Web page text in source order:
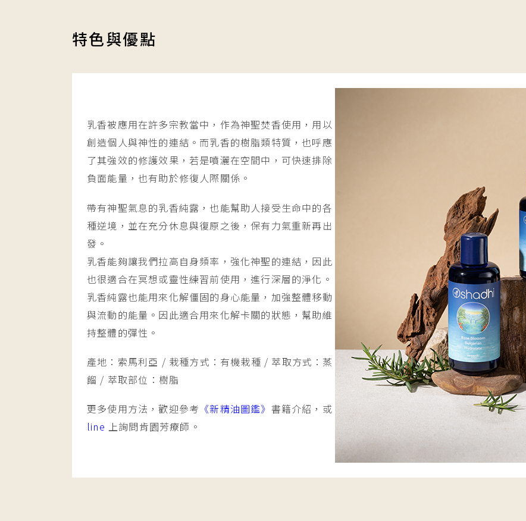
特色與優點
乳香被應用在許多宗教當中，作為神聖焚香使用，用以
創造個人與神性的連結。而乳香的樹脂類特質，也呼應
了其強效的修護效果，若是噴灑在空間中，可快速排除
負面能量，也有助於修復人際關係。
帶有神聖氣息的乳香純露，也能幫助人接受生命中的各
種逆境，並在充分休息與復原之後，保有力氣重新再出
發。
乳香能夠讓我們拉高自身頻率，強化神聖的連結，因此
也很適合在冥想或靈性練習前使用，進行深層的淨化。
乳香純露也能用來化解僵固的身心能量，加強整體移動
與流動的能量。因此適合用來化解卡關的狀態，幫助維
持整體的彈性。
產地：索馬利亞 / 栽種方式：有機栽種 / 萃取方式：蒸
餾 / 萃取部位：樹脂
更多使用方法，歡迎參考 《新精油圖鑑》 書籍介紹，或
line 上詢問肯園芳療師。